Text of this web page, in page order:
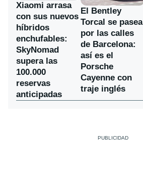
Xiaomi arrasa
con sus nuevos
híbridos
enchufables:
SkyNomad
supera las
100.000
reservas
anticipadas
El Bentley
Torcal se pasea
por las calles
de Barcelona:
así es el
Porsche
Cayenne con
traje inglés